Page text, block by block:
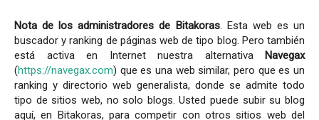
Nota de los administradores de Bitakoras. Esta web es un
buscador y ranking de páginas web de tipo blog. Pero también
está activa en Internet nuestra alternativa Navegax
(https://navegax.com) que es una web similar, pero que es un
ranking y directorio web generalista, donde se admite todo
tipo de sitios web, no solo blogs. Usted puede subir su blog
aquí, en Bitakoras, para competir con otros sitios web del